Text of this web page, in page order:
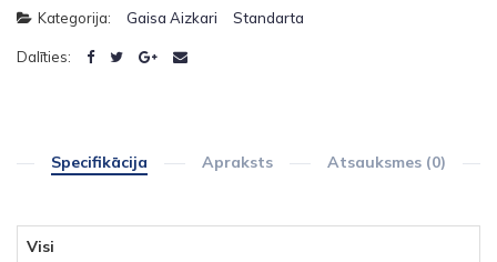
Kategorija: Gaisa Aizkari Standarta
Dalīties:
Specifikācija Apraksts Atsauksmes (0)
Visi